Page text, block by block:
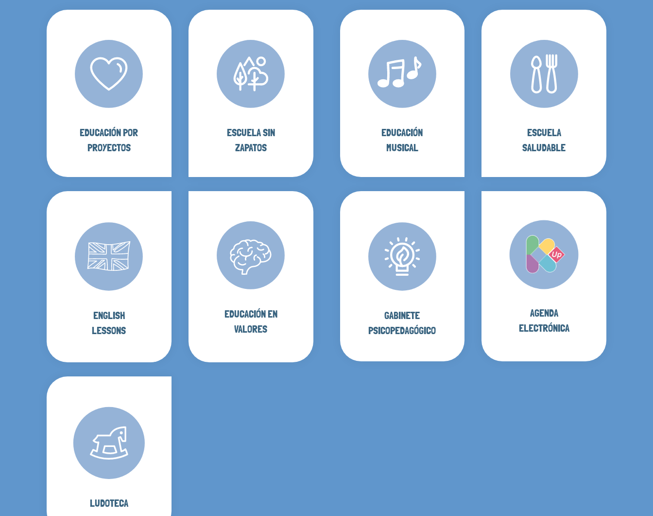
EDUCACIÓN POR
PROYECTOS
ESCUELA SIN
ZAPATOS
ENGLISH
LESSONS
EDUCACIÓN EN
VALORES
LUDOTECA
EDUCACIÓN
MUSICAL
ESCUELA
SALUDABLE
GABINETE
PSICOPEDAGÓGICO
AGENDA
ELECTRÓNICA